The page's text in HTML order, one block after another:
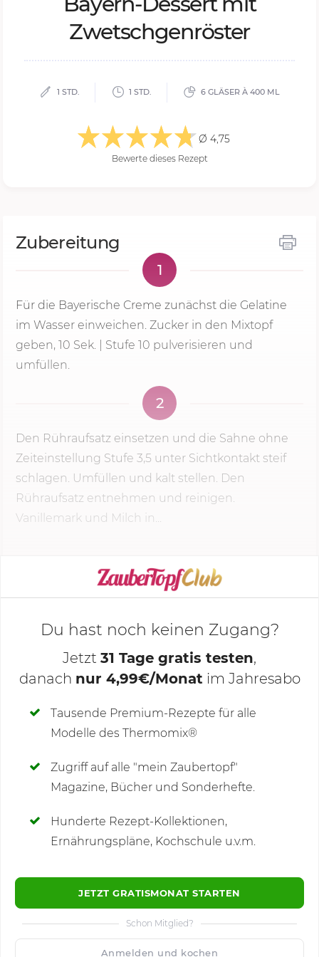
Zwetsch­gen­rös­ter
1 STD. 1 STD. 6 GLÄSER À 400 ML
Ø 4,75
Bewerte dieses Rezept
Zubereitung
1
Für die Bayerische Creme zunächst die Gelatine
im Wasser einweichen. Zucker in den Mixtopf
geben, 10 Sek.
| Stufe 10 pulverisieren und
umfüllen.
2
Den Rühraufsatz einsetzen und die Sahne ohne
Zeiteinstellung Stufe 3,5 unter Sichtkontakt steif
schlagen. Umfüllen und kalt stellen. Den
Rühraufsatz entnehmen und reinigen.
Vanillemark und Milch in...
KOCHMODUS STARTEN
Deine Notizen
Du hast noch keinen Zugang?
Jetzt 31 Tage gratis testen,
danach nur 4,99€/Monat im Jahresabo
Tausende Premium-Rezepte für alle
Modelle des Thermomix®
Zugriff auf alle "mein Zaubertopf"
Magazine, Bücher und Sonderhefte.
Hunderte Rezept-Kollektionen,
Ernährungspläne, Kochschule u.v.m.
JETZT GRATISMONAT STARTEN
Schon Mitglied?
Anmelden und kochen
Kommentare(2)
🙂 Speichern